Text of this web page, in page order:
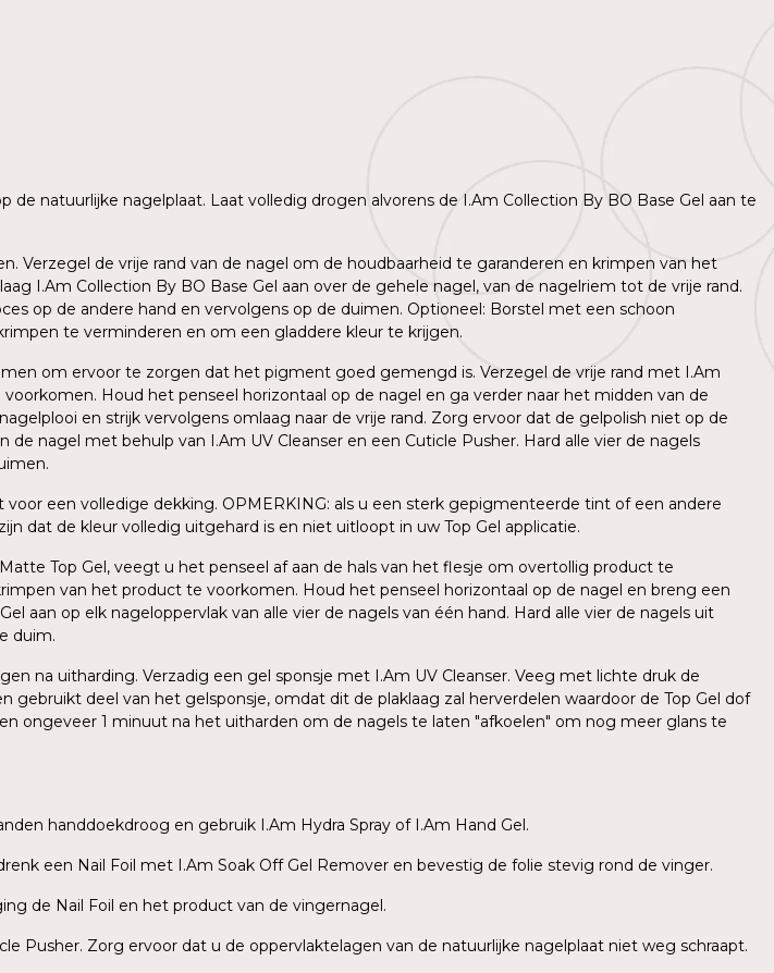
natuurlijke nagelplaat. Laat volledig drogen alvorens de I.Am Collection By BO Base Gel aan te
Verzegel de vrije rand van de nagel om de houdbaarheid te garanderen en krimpen van het
I.Am Collection By BO Base Gel aan over de gehele nagel, van de nagelriem tot de vrije rand.
op de andere hand en vervolgens op de duimen. Optioneel: Borstel met een schoon
te verminderen en om een gladdere kleur te krijgen.
om ervoor te zorgen dat het pigment goed gemengd is. Verzegel de vrije rand met I.Am
Houd het penseel horizontaal op de nagel en ga verder naar het midden van de
en strijk vervolgens omlaag naar de vrije rand. Zorg ervoor dat de gelpolish niet op de
nagel met behulp van I.Am UV Cleanser en een Cuticle Pusher. Hard alle vier de nagels
een volledige dekking. OPMERKING: als u een sterk gepigmenteerde tint of een andere
dat de kleur volledig uitgehard is en niet uitloopt in uw Top Gel applicatie.
Top Gel, veegt u het penseel af aan de hals van het flesje om overtollig product te
van het product te voorkomen. Houd het penseel horizontaal op de nagel en breng een
aan op elk nageloppervlak van alle vier de nagels van één hand. Hard alle vier de nagels uit
duim.
na uitharding. Verzadig een gel sponsje met I.Am UV Cleanser. Veeg met lichte druk de
deel van het gelsponsje, omdat dit de plaklaag zal herverdelen waardoor de Top Gel dof
ongeveer 1 minuut na het uitharden om de nagels te laten "afkoelen" om nog meer glans te
handdoekdroog en gebruik I.Am Hydra Spray of I.Am Hand Gel.
een Nail Foil met I.Am Soak Off Gel Remover en bevestig de folie stevig rond de vinger.
de Nail Foil en het product van de vingernagel.
Pusher. Zorg ervoor dat u de oppervlaktelagen van de natuurlijke nagelplaat niet weg schraapt.